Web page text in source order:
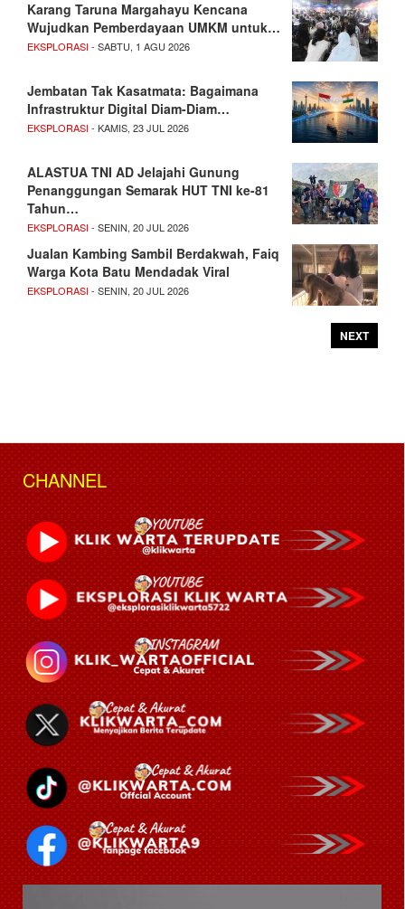
Karang Taruna Margahayu Kencana
Wujudkan Pemberdayaan UMKM untuk…
EKSPLORASI- SABTU, 1 AGU 2026
Jembatan Tak Kasatmata: Bagaimana
Infrastruktur Digital Diam-Diam…
EKSPLORASI- KAMIS, 23 JUL 2026
ALASTUA TNI AD Jelajahi Gunung
Penanggungan Semarak HUT TNI ke-81
Tahun…
EKSPLORASI- SENIN, 20 JUL 2026
Jualan Kambing Sambil Berdakwah, Faiq
Warga Kota Batu Mendadak Viral
EKSPLORASI- SENIN, 20 JUL 2026
NEXT
CHANNEL